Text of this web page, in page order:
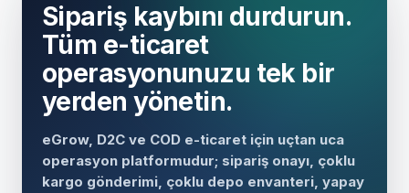
Sipariş kaybını durdurun.
Tüm e-ticaret
operasyonunuzu tek bir
yerden yönetin.
eGrow, D2C ve COD e-ticaret için uçtan uca
operasyon platformudur; sipariş onayı, çoklu
kargo gönderimi, çoklu depo envanteri, yapay